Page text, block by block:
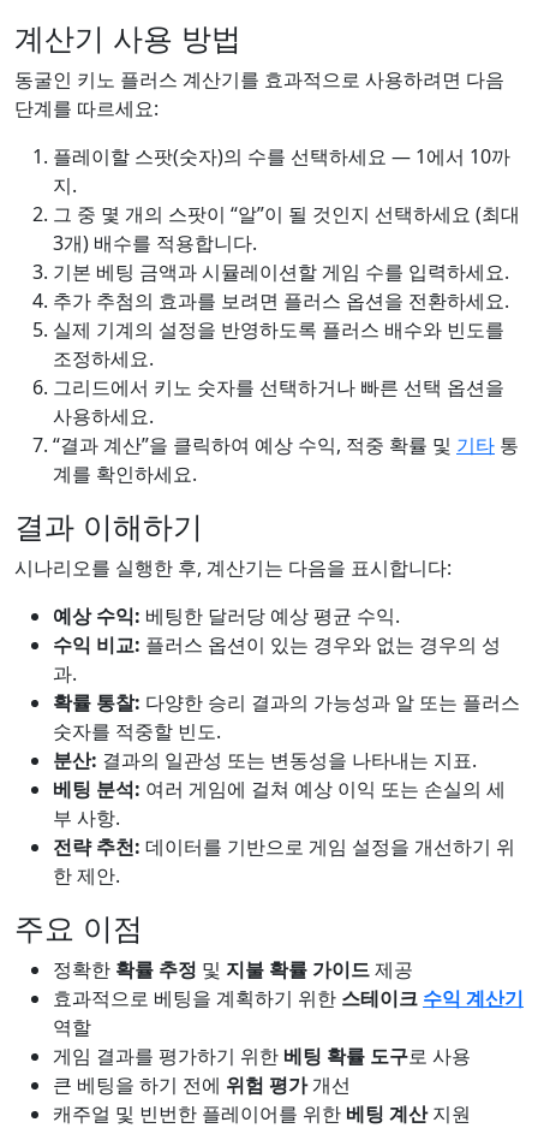
계산기 사용 방법
동굴인 키노 플러스 계산기를 효과적으로 사용하려면 다음
단계를 따르세요:
플레이할 스팟(숫자)의 수를 선택하세요 — 1에서 10까
지.
그 중 몇 개의 스팟이 “알”이 될 것인지 선택하세요 (최대
3개) 배수를 적용합니다.
기본 베팅 금액과 시뮬레이션할 게임 수를 입력하세요.
추가 추첨의 효과를 보려면 플러스 옵션을 전환하세요.
실제 기계의 설정을 반영하도록 플러스 배수와 빈도를
조정하세요.
그리드에서 키노 숫자를 선택하거나 빠른 선택 옵션을
사용하세요.
“결과 계산”을 클릭하여 예상 수익, 적중 확률 및 기타 통
계를 확인하세요.
결과 이해하기
시나리오를 실행한 후, 계산기는 다음을 표시합니다:
예상 수익: 베팅한 달러당 예상 평균 수익.
수익 비교: 플러스 옵션이 있는 경우와 없는 경우의 성
과.
확률 통찰: 다양한 승리 결과의 가능성과 알 또는 플러스
숫자를 적중할 빈도.
분산: 결과의 일관성 또는 변동성을 나타내는 지표.
베팅 분석: 여러 게임에 걸쳐 예상 이익 또는 손실의 세
부 사항.
전략 추천: 데이터를 기반으로 게임 설정을 개선하기 위
한 제안.
주요 이점
정확한 확률 추정 및 지불 확률 가이드제공
효과적으로 베팅을 계획하기 위한 스테이크 수익 계산기
역할
게임 결과를 평가하기 위한 베팅 확률 도구로 사용
큰 베팅을 하기 전에 위험 평가개선
캐주얼 및 빈번한 플레이어를 위한 베팅 계산지원